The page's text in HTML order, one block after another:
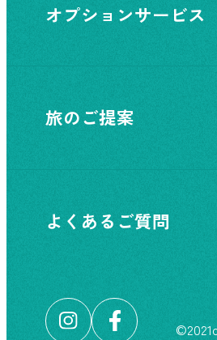
オプションサービス
旅のご提案
よくあるご質問